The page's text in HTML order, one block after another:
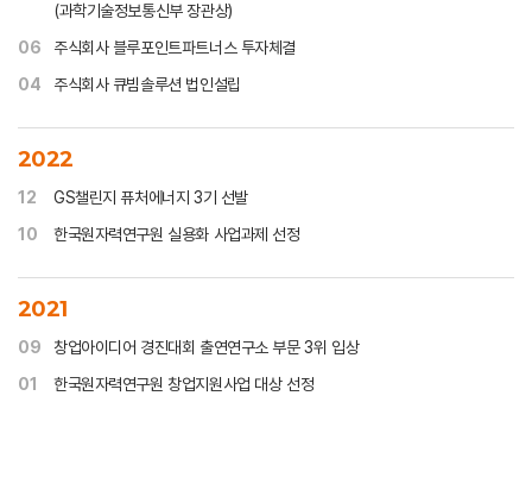
(과학기술정보통신부 장관상)
06
주식회사 블루포인트파트너스 투자체결
04
주식회사 큐빔솔루션 법인설립
2022
12
GS챌린지 퓨처에너지 3기 선발
10
한국원자력연구원 실용화 사업과제 선정
2021
09
창업아이디어 경진대회 출연연구소 부문 3위 입상
01
한국원자력연구원 창업지원사업 대상 선정